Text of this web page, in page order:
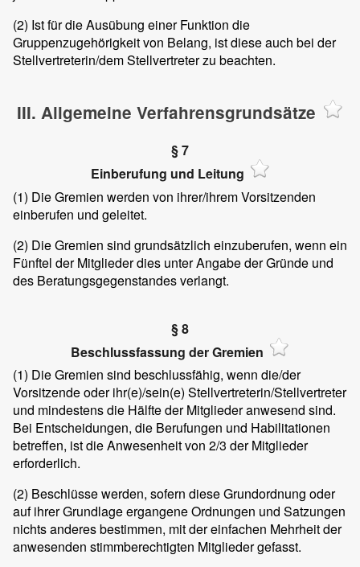
(2) Ist für die Ausübung einer Funktion die
Gruppenzugehörigkeit von Belang, ist diese auch bei der
Stellvertreterin/dem Stellvertreter zu beachten.
III. Allgemeine Verfahrensgrundsätze
§ 7
Einberufung und Leitung
(1) Die Gremien werden von ihrer/ihrem Vorsitzenden
einberufen und geleitet.
(2) Die Gremien sind grundsätzlich einzuberufen, wenn ein
Fünftel der Mitglieder dies unter Angabe der Gründe und
des Beratungsgegenstandes verlangt.
§ 8
Beschlussfassung der Gremien
(1) Die Gremien sind beschlussfähig, wenn die/der
Vorsitzende oder ihr(e)/sein(e) Stellvertreterin/Stellvertreter
und mindestens die Hälfte der Mitglieder anwesend sind.
Bei Entscheidungen, die Berufungen und Habilitationen
betreffen, ist die Anwesenheit von 2/3 der Mitglieder
erforderlich.
(2) Beschlüsse werden, sofern diese Grundordnung oder
auf ihrer Grundlage ergangene Ordnungen und Satzungen
nichts anderes bestimmen, mit der einfachen Mehrheit der
anwesenden stimmberechtigten Mitglieder gefasst.